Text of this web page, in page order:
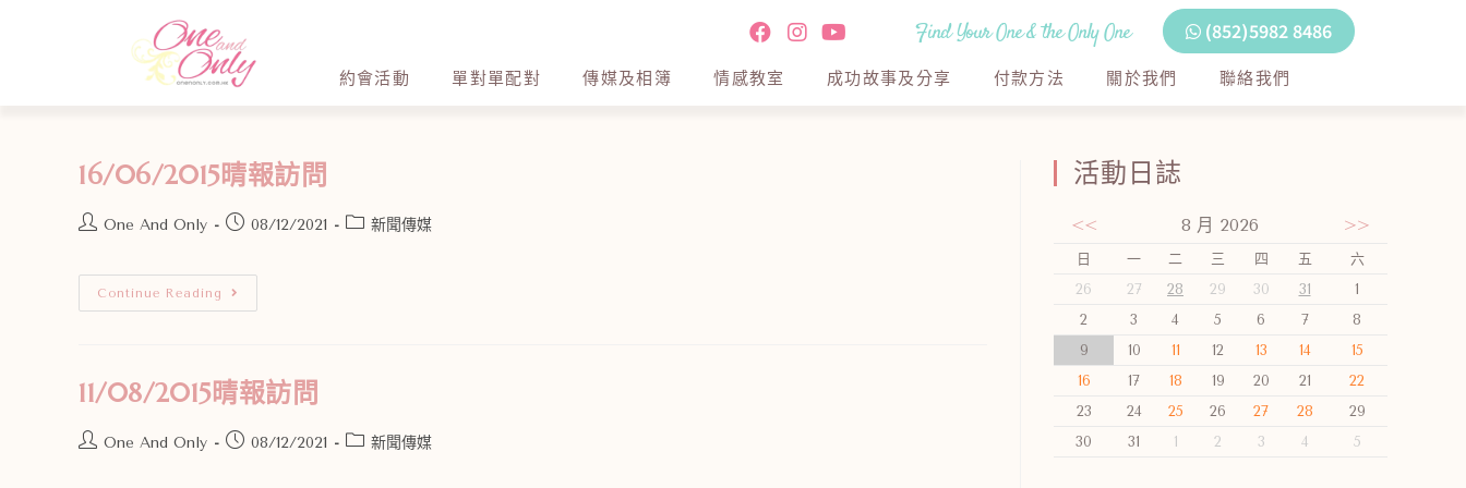
Find Your One & the Only One (852)5982 8486
約會活動 單對單配對 傳媒及相簿 情感教室 成功故事及分享 付款方法 關於我們 聯絡我們
16/06/2015晴報訪問
One And Only 08/12/2021 新聞傳媒
Continue Reading
11/08/2015晴報訪問
One And Only 08/12/2021 新聞傳媒
活動日誌
<< 8 月 2026 >>
日 一 二 三 四 五
六
26
27 28 29 30 31
1
2
3 4 5 6 7
8
9
10 11 12 13 14
15
16
17 18 19 20 21
22
23
24 25 26 27 28
29
30
31 1 2 3 4 5